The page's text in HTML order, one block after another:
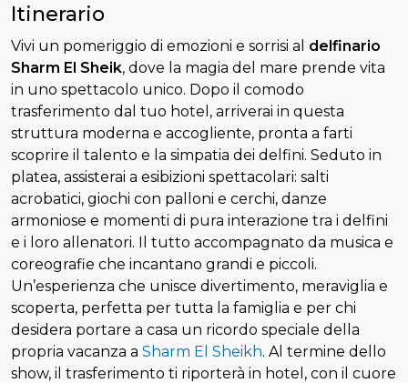
Itinerario
Vivi un pomeriggio di emozioni e sorrisi al delfinario
Sharm El Sheik, dove la magia del mare prende vita
in uno spettacolo unico. Dopo il comodo
trasferimento dal tuo hotel, arriverai in questa
struttura moderna e accogliente, pronta a farti
scoprire il talento e la simpatia dei delfini. Seduto in
platea, assisterai a esibizioni spettacolari: salti
acrobatici, giochi con palloni e cerchi, danze
armoniose e momenti di pura interazione tra i delfini
e i loro allenatori. Il tutto accompagnato da musica e
coreografie che incantano grandi e piccoli.
Un’esperienza che unisce divertimento, meraviglia e
scoperta, perfetta per tutta la famiglia e per chi
desidera portare a casa un ricordo speciale della
propria vacanza a Sharm El Sheikh. Al termine dello
show, il trasferimento ti riporterà in hotel, con il cuore